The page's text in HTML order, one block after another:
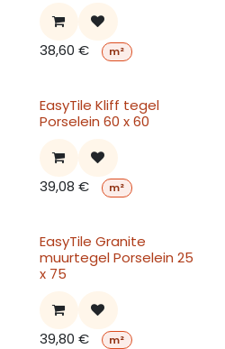
38,60 € m²
EasyTile Kliff tegel
Porselein 60 x 60
39,08 € m²
EasyTile Granite
muurtegel Porselein 25
x 75
39,80 € m²